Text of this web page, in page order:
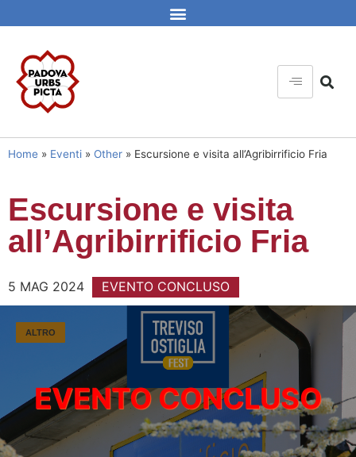
Home » Eventi » Other » Escursione e visita all’Agribirrificio Fria
Escursione e visita
all’Agribirrificio Fria
5 MAG 2024 EVENTO CONCLUSO
ALTRO